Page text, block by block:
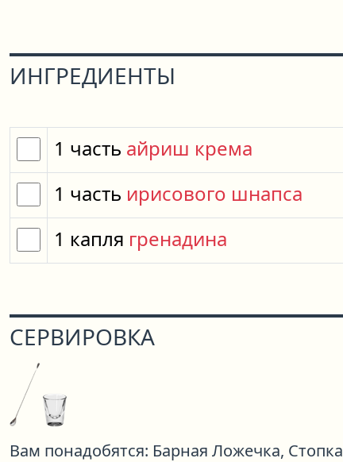
ИНГРЕДИЕНТЫ
1 часть айриш крема
1 часть ирисового шнапса
1 капля гренадина
СЕРВИРОВКА
Вам понадобятся: Барная Ложечка, Стопка